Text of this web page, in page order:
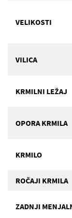
VELIKOSTI
VILICA
KRMILNI LEŽAJ
OPORA KRMILA
KRMILO
ROČAJI KRMILA
ZADNJI